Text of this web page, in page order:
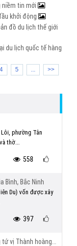
niềm tin mới
khởi động
đồ du lịch thế giới
du lịch quốc tế hàng
4 5 ... >>
phường Tân
thờ...
558
Bình, Bắc Ninh
Du) vốn được xây
397
vị Thành hoàng...